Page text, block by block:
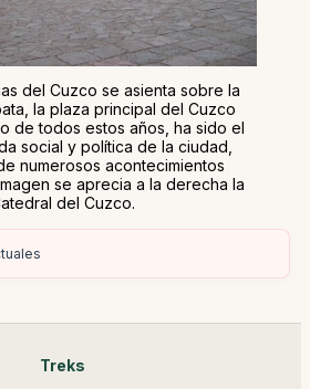
del Cuzco se asienta sobre la
la plaza principal del Cuzco
de todos estos años, ha sido el
social y política de la ciudad,
numerosos acontecimientos
se aprecia a la derecha la
del Cuzco.
Treks